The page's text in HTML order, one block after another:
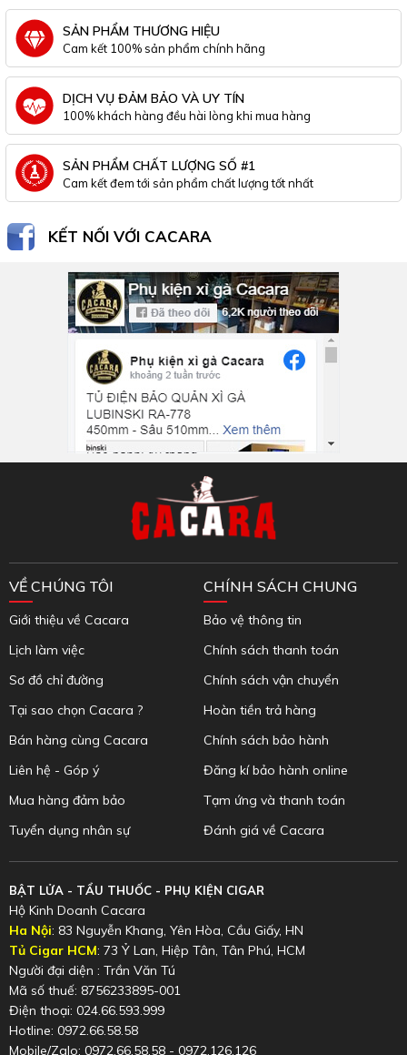
SẢN PHẨM THƯƠNG HIỆU
Cam kết 100% sản phẩm chính hãng
DỊCH VỤ ĐẢM BẢO VÀ UY TÍN
100% khách hàng đều hài lòng khi mua hàng
SẢN PHẨM CHẤT LƯỢNG SỐ #1
Cam kết đem tới sản phẩm chất lượng tốt nhất
KẾT NỐI VỚI CACARA
VỀ CHÚNG TÔI
Giới thiệu về Cacara
Lịch làm việc
Sơ đồ chỉ đường
Tại sao chọn Cacara ?
Bán hàng cùng Cacara
Liên hệ - Góp ý
Mua hàng đảm bảo
Tuyển dụng nhân sự
CHÍNH SÁCH CHUNG
Bảo vệ thông tin
Chính sách thanh toán
Chính sách vận chuyển
Hoàn tiền trả hàng
Chính sách bảo hành
Đăng kí bảo hành online
Tạm ứng và thanh toán
Đánh giá về Cacara
BẬT LỬA - TẨU THUỐC - PHỤ KIỆN CIGAR
Hộ Kinh Doanh Cacara
Ha Nội: 83 Nguyễn Khang, Yên Hòa, Cầu Giấy, HN
Tủ Cigar HCM: 73 Ỷ Lan, Hiệp Tân, Tân Phú, HCM
Người đại diện : Trần Văn Tú
Mã số thuế: 8756233895-001
Điện thoại: 024.66.593.999
Hotline: 0972.66.58.58
Mobile/Zalo: 0972.66.58.58 - 0972.126.126